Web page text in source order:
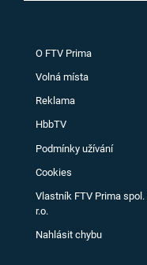
O FTV Prima
Volná místa
Reklama
HbbTV
Podmínky užívání
Cookies
Vlastník FTV Prima spol.
r.o.
Nahlásit chybu